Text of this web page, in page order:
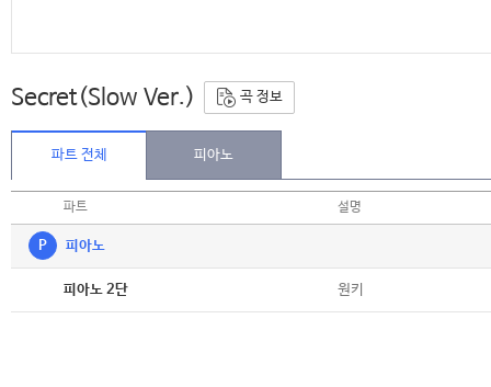
Secret(Slow Ver.) 곡 정보
파트 전체 피아노
파트 설명
P 피아노
피아노 2단 원키